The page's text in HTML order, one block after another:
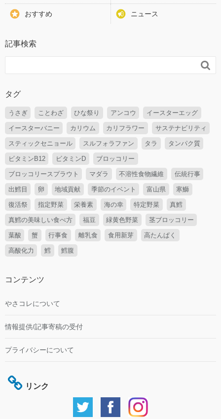
おすすめ ニュース
記事検索

タグ
うさぎ ことわざ ひな祭り アンコウ イースターエッグ
イースターバニー カリウム カリフラワー サステナビリティ
スティックセニョール スルフォラファン タラ タンパク質
ビタミンB12 ビタミンD ブロッコリー
ブロッコリースプラウト マダラ 不溶性食物繊維 伝統行事
出鱈目 卵 地域貢献 季節のイベント 富山県 寒鰤
復活祭 指定野菜 栄養素 海の幸 特定野菜 真鱈
真鱈の美味しい食べ方 福豆 緑黄色野菜 茎ブロッコリー
葉酸 蟹 行事食 離乳食 食用新芽 高たんぱく
高酸化力 鱈 鱈腹
コンテンツ
やさコレについて
情報提供/記事寄稿の受付
プライバシーについて
リンク